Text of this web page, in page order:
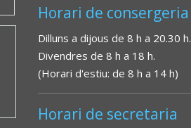
Horari de consergeria
Dilluns a dijous de 8 h a 20.30 h.
Divendres de 8 h a 18 h.
(Horari d'estiu: de 8 h a 14 h)
Horari de secretaria